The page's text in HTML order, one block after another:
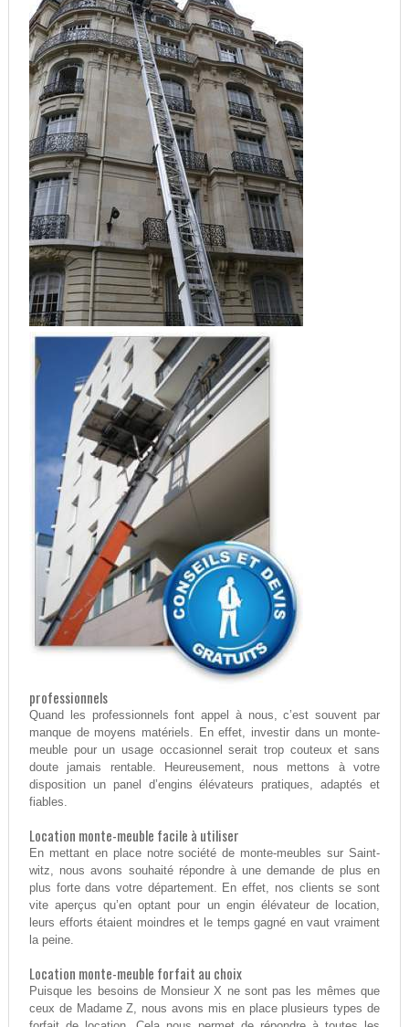
professionnels
Quand les professionnels font appel à nous, c’est souvent par
manque de moyens matériels. En effet, investir dans un monte-
meuble pour un usage occasionnel serait trop couteux et sans
doute jamais rentable. Heureusement, nous mettons à votre
disposition un panel d’engins élévateurs pratiques, adaptés et
fiables.
Location monte-meuble facile à utiliser
En mettant en place notre société de monte-meubles sur Saint-
witz, nous avons souhaité répondre à une demande de plus en
plus forte dans votre département. En effet, nos clients se sont
vite aperçus qu’en optant pour un engin élévateur de location,
leurs efforts étaient moindres et le temps gagné en vaut vraiment
la peine.
Location monte-meuble forfait au choix
Puisque les besoins de Monsieur X ne sont pas les mêmes que
ceux de Madame Z, nous avons mis en place plusieurs types de